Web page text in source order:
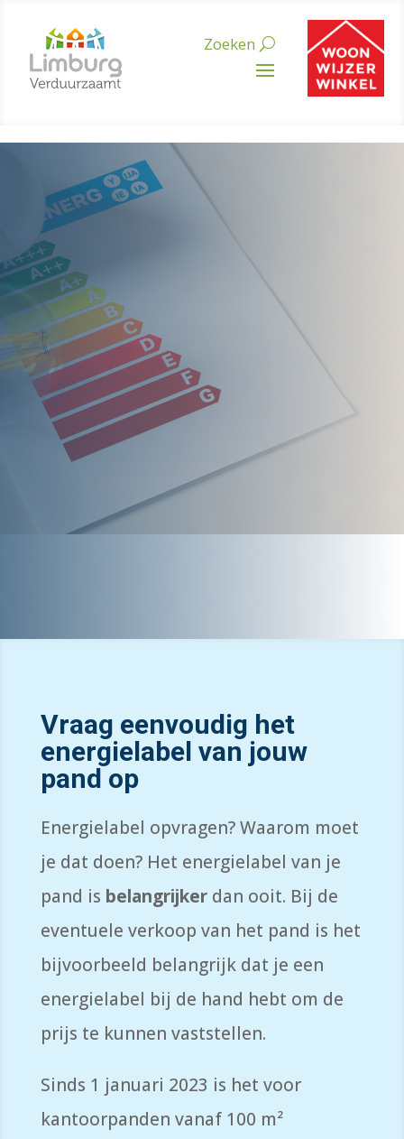
Vraag eenvoudig het
energielabel van jouw
pand op
Energielabel opvragen? Waarom moet
je dat doen? Het energielabel van je
pand is belangrijkerdan ooit. Bij de
eventuele verkoop van het pand is het
bijvoorbeeld belangrijk dat je een
energielabel bij de hand hebt om de
prijs te kunnen vaststellen.
Sinds 1 januari 2023 is het voor
kantoorpanden vanaf 100 m²